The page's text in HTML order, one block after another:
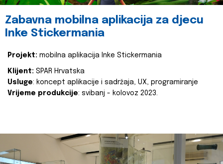
Zabavna mobilna aplikacija za djecu
Inke Stickermania
Projekt: mobilna aplikacija Inke Stickermania
Klijent: SPAR Hrvatska
Usluge: koncept aplikacije i sadržaja, UX, programiranje
Vrijeme produkcije: svibanj - kolovoz 2023.